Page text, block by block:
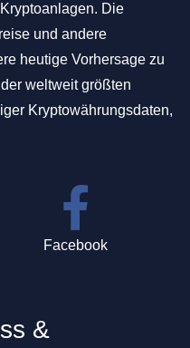
Die
und andere
heutige Vorhersage zu
weltweit größten
Kryptowährungsdaten,
Facebook
&